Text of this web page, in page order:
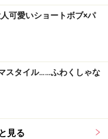
可愛いショートボブ×パ
スタイル……ふわくしゃな
見る